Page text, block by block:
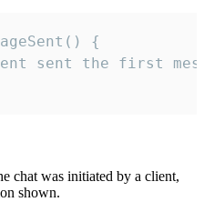
{
sent the first
chat was initiated by a client,
shown.